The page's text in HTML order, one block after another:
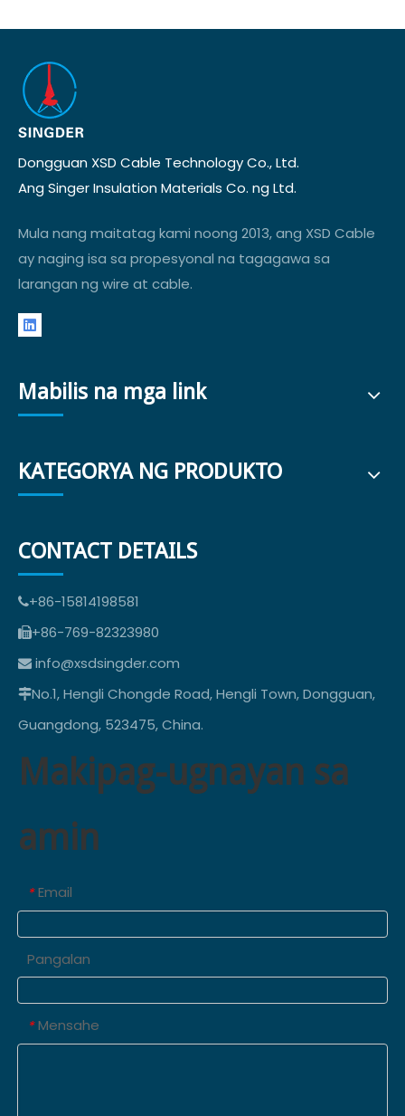
Dongguan XSD Cable Technology Co., Ltd.
Ang Singer Insulation Materials Co. ng Ltd.
Mula nang maitatag kami noong 2013, ang XSD Cable
ay naging isa sa propesyonal na tagagawa sa
larangan ng wire at cable.
Mabilis na mga link
KATEGORYA NG PRODUKTO
CONTACT DETAILS
+86-15814198581
+86-769-82323980
 info@xsdsingder.com
No.1, Hengli Chongde Road, Hengli Town, Dongguan,
Guangdong, 523475, China.
Makipag-ugnayan sa
amin
* Email
Pangalan
* Mensahe